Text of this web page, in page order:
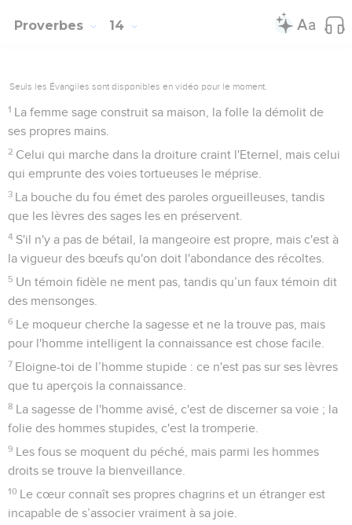
Proverbes 14
Seuls les Évangiles sont disponibles en vidéo pour le moment.
1 La femme sage construit sa maison, la folle la démolit de
ses propres mains.
2 Celui qui marche dans la droiture craint l'Eternel, mais celui
qui emprunte des voies tortueuses le méprise.
3 La bouche du fou émet des paroles orgueilleuses, tandis
que les lèvres des sages les en préservent.
4 S'il n'y a pas de bétail, la mangeoire est propre, mais c'est à
la vigueur des bœufs qu'on doit l'abondance des récoltes.
5 Un témoin fidèle ne ment pas, tandis qu’un faux témoin dit
des mensonges.
6 Le moqueur cherche la sagesse et ne la trouve pas, mais
pour l'homme intelligent la connaissance est chose facile.
7 Eloigne-toi de l’homme stupide : ce n'est pas sur ses lèvres
que tu aperçois la connaissance.
8 La sagesse de l'homme avisé, c'est de discerner sa voie ; la
folie des hommes stupides, c'est la tromperie.
9 Les fous se moquent du péché, mais parmi les hommes
droits se trouve la bienveillance.
10 Le cœur connaît ses propres chagrins et un étranger est
incapable de s’associer vraiment à sa joie.